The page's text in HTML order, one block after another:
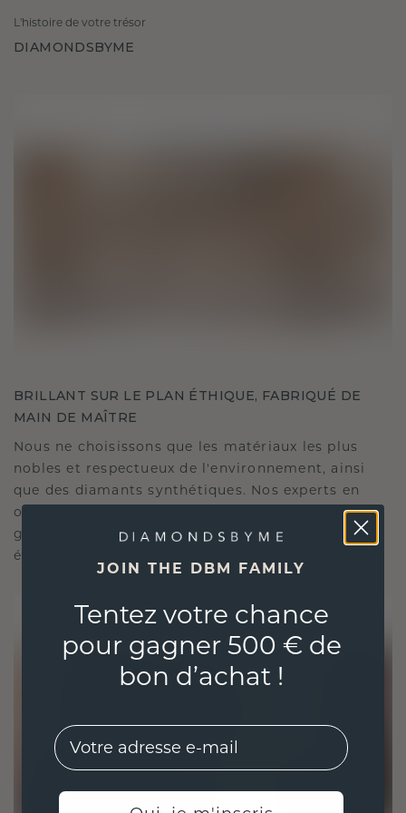
L'histoire de votre trésor
DIAMONDSBYME
BRILLANT SUR LE PLAN ÉTHIQUE, FABRIQUÉ DE
MAIN DE MAÎTRE
Nous ne choisissons que les matériaux les plus
nobles et respectueux de l'environnement, ainsi
que des diamants synthétiques. Nos experts en
orfèvrerie allient durabilité et savoir-faire inégalé,
garantissant ainsi que vos bijoux sont aussi
éthiques qu'exquis.
JOIN THE DBM FAMILY
Tentez votre chance
pour gagner 500 € de
bon d’achat !
EMail